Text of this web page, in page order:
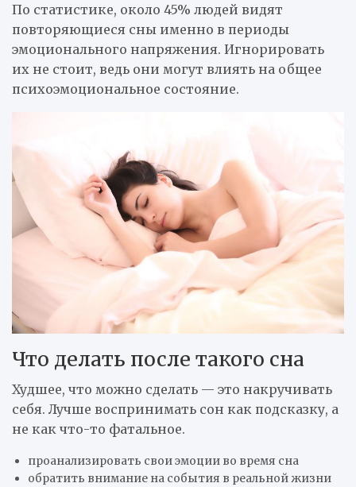
По статистике, около 45% людей видят
повторяющиеся сны именно в периоды
эмоционального напряжения. Игнорировать
их не стоит, ведь они могут влиять на общее
психоэмоциональное состояние.
Что делать после такого сна
Худшее, что можно сделать — это накручивать
себя. Лучше воспринимать сон как подсказку, а
не как что-то фатальное.
проанализировать свои эмоции во время сна
обратить внимание на события в реальной жизни